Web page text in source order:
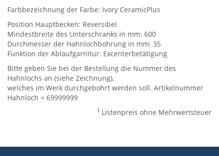
Farbbezeichnung der Farbe: Ivory CeramicPlus
Position Hauptbecken: Reversibel
Mindestbreite des Unterschranks in mm: 600
Durchmesser der Hahnlochbohrung in mm: 35
Funktion der Ablaufgarnitur: Excenterbetätigung
Bitte geben Sie bei der Bestellung die Nummer des
Hahnlochs an (siehe Zeichnung),
welches im Werk durchgebohrt werden soll. Artikelnummer
Hahnloch = 69999999
1 Listenpreis ohne Mehrwertsteuer